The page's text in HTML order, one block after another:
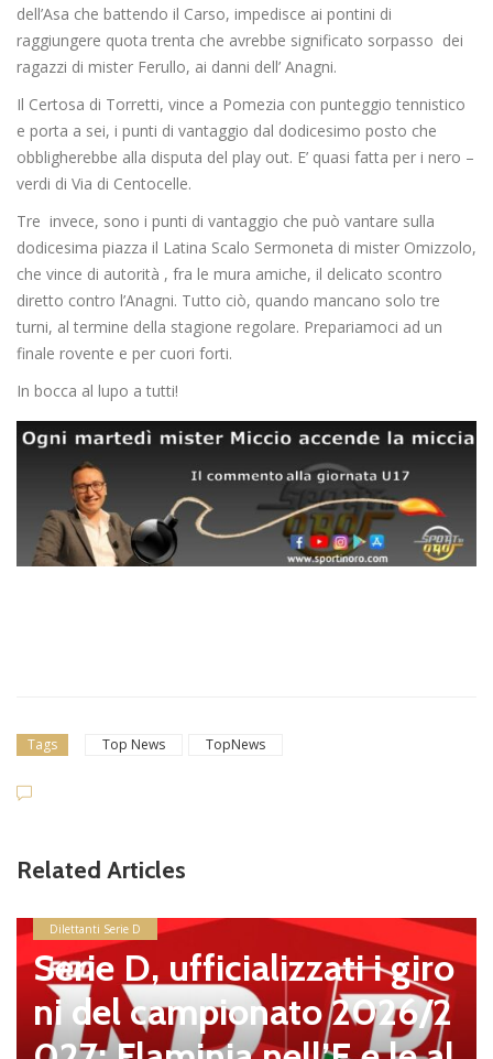
dell’Asa che battendo il Carso, impedisce ai pontini di
raggiungere quota trenta che avrebbe significato sorpasso dei
ragazzi di mister Ferullo, ai danni dell’ Anagni.
Il Certosa di Torretti, vince a Pomezia con punteggio tennistico
e porta a sei, i punti di vantaggio dal dodicesimo posto che
obbligherebbe alla disputa del play out. E’ quasi fatta per i nero –
verdi di Via di Centocelle.
Tre invece, sono i punti di vantaggio che può vantare sulla
dodicesima piazza il Latina Scalo Sermoneta di mister Omizzolo,
che vince di autorità , fra le mura amiche, il delicato scontro
diretto contro l’Anagni. Tutto ciò, quando mancano solo tre
turni, al termine della stagione regolare. Prepariamoci ad un
finale rovente e per cuori forti.
In bocca al lupo a tutti!
Tags Top News TopNews
Related Articles
Dilettanti Serie D
Serie D, ufficializzati i giro
ni del campionato 2026/2